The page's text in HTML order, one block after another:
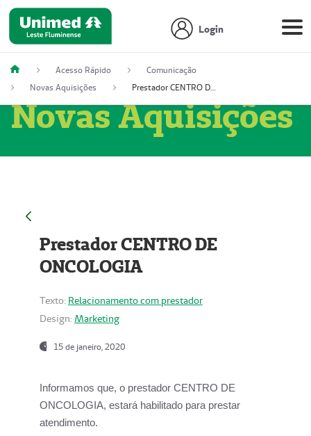
Login
Acesso Rápido
Comunicação
Novas Aquisições
Prestador CENTRO DE ONCOLOGIA
Novas Aquisições
Prestador CENTRO DE
ONCOLOGIA
Texto: Relacionamento com prestador
Design: Marketing
15 de janeiro, 2020
Informamos que, o prestador CENTRO DE
ONCOLOGIA, estará habilitado para prestar
atendimento.